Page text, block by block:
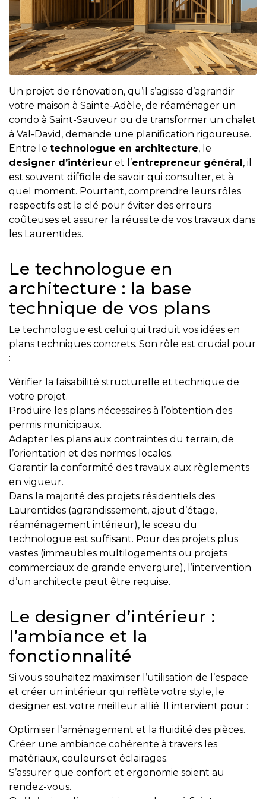
protégé!
Des
outils
pour
le
financement
Devenir
propriétaire
:
UNE
EXCELLENTE
DÉCISION
!
Frais
de
y
avez-
vous
Locataire
faire
affaire
avec
un
courtier
immobilier
Prenez
le
temps
d’analyser
vos
besoins
Évaluation
en
ligne
Avec
courtier
immobilier,
vous
êtes
bien
Un projet de rénovation, qu’il s’agisse d’agrandir
votre maison à Sainte-Adèle, de réaménager un
condo à Saint-Sauveur ou de transformer un chalet
à Val-David, demande une planification rigoureuse.
Entre le technologue en architecture, le
designer d’intérieur et l’entrepreneur général, il
est souvent difficile de savoir qui consulter, et à
quel moment. Pourtant, comprendre leurs rôles
respectifs est la clé pour éviter des erreurs
coûteuses et assurer la réussite de vos travaux dans
les Laurentides.
Le technologue en
architecture : la base
technique de vos plans
Le technologue est celui qui traduit vos idées en
plans techniques concrets. Son rôle est crucial pour
:
Vérifier la faisabilité structurelle et technique de
votre projet.
Produire les plans nécessaires à l’obtention des
permis municipaux.
Adapter les plans aux contraintes du terrain, de
l’orientation et des normes locales.
Garantir la conformité des travaux aux règlements
en vigueur.
Dans la majorité des projets résidentiels des
Laurentides (agrandissement, ajout d’étage,
réaménagement intérieur), le sceau du
technologue est suffisant. Pour des projets plus
vastes (immeubles multilogements ou projets
commerciaux de grande envergure), l’intervention
d’un architecte peut être requise.
Le designer d’intérieur :
l’ambiance et la
fonctionnalité
Si vous souhaitez maximiser l’utilisation de l’espace
et créer un intérieur qui reflète votre style, le
designer est votre meilleur allié. Il intervient pour :
Optimiser l’aménagement et la fluidité des pièces.
Créer une ambiance cohérente à travers les
matériaux, couleurs et éclairages.
S’assurer que confort et ergonomie soient au
rendez-vous.